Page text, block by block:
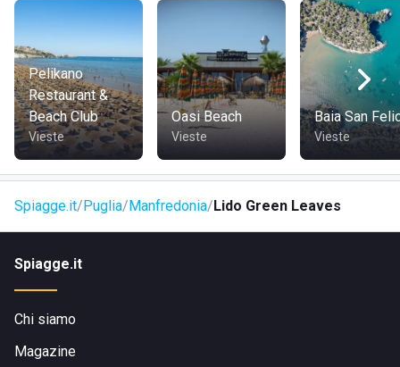
Pelikano
Restaurant &
Beach Club
Vieste
Oasi Beach
Vieste
Baia San
Vieste
Spiagge.it Puglia Manfredonia Lido Green Leaves
Spiagge.it
Chi siamo
Magazine